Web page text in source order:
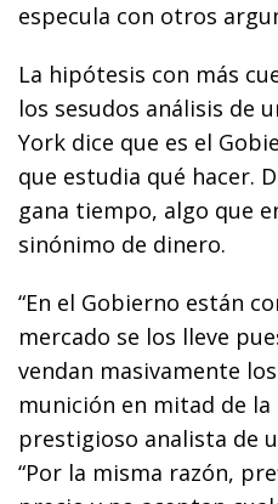
especula con otros
La hipótesis con más
los sesudos análisis de
York dice que es el
que estudia qué hacer.
gana tiempo, algo que
sinónimo de dinero.
“En el Gobierno están
mercado se los lleve
vendan masivamente
munición en mitad de la
prestigioso analista de
“Por la misma razón,